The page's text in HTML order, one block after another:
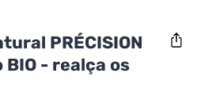
PRÉCISION
BIO - realça os